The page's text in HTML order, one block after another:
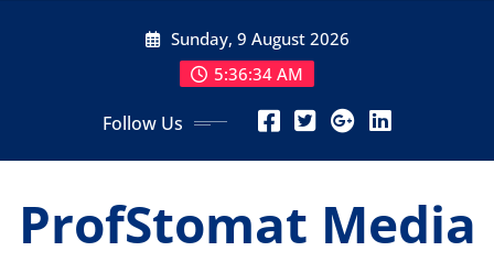
Sunday, 9 August 2026
5:36:35 AM
Follow Us
ProfStomat Media